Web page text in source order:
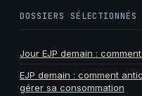
DOSSIERS SÉLECTIONNÉS
Jour EJP demain :
EJP demain : comment
gérer sa consommation